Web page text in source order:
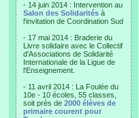
- 14 juin 2014 : Intervention au
Salon des Solidarités à
l'invitation de Coordination Sud
- 17 mai 2014 : Braderie du
Livre solidaire avec le Collectif
d'Associations de Solidarité
Internationale de la Ligue de
l'Enseignement.
- 11 avril 2014 : La Foulée du
10e - 10 écoles, 55 classes,
soit près de 2000 élèves de
primaire courent pour